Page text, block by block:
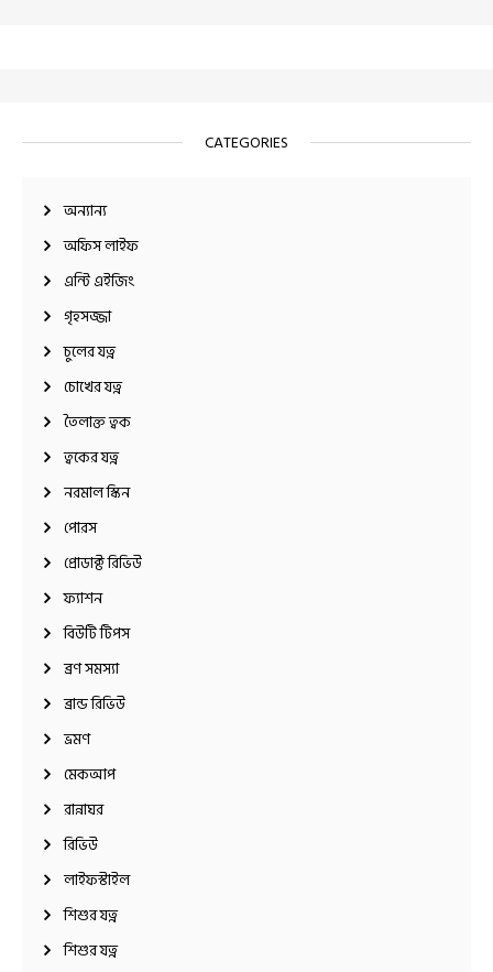
CATEGORIES
অন্যান্য
অফিস লাইফ
এন্টি এইজিং
গৃহসজ্জা
চুলের যত্ন
চোখের যত্ন
তৈলাক্ত ত্বক
ত্বকের যত্ন
নরমাল স্কিন
পোরস
প্রোডাক্ট রিভিউ
ফ্যাশন
বিউটি টিপস
ব্রণ সমস্যা
ব্রান্ড রিভিউ
ভ্রমণ
মেকআপ
রান্নাঘর
রিভিউ
লাইফস্টাইল
শিশুর যত্ন
শিশুর যত্ন